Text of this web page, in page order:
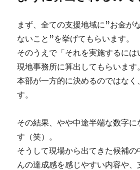
まず、全ての支援地域に”お金が
ないこと”を挙げてもらいます。
そのうえで「それを実施するには
現地事務所に算出してもらいます
本部が一方的に決めるのではな
す。
その結果、やや中途半端な数字に
す（笑）。
そうして現場から出てきた候補の
んの達成感を感じやすい内容や